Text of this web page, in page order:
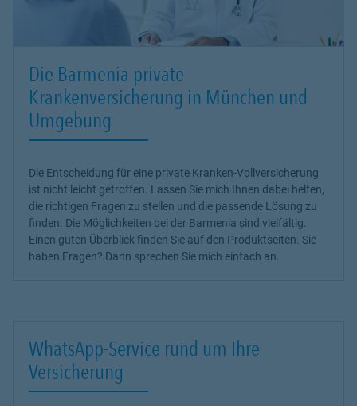
Die Barmenia private
Krankenversicherung in München und
Umgebung
Die Entscheidung für eine private Kranken-Vollversicherung
ist nicht leicht getroffen. Lassen Sie mich Ihnen dabei helfen,
die richtigen Fragen zu stellen und die passende Lösung zu
finden. Die Möglichkeiten bei der Barmenia sind vielfältig.
Einen guten Überblick finden Sie auf den Produktseiten. Sie
haben Fragen? Dann sprechen Sie mich einfach an.
WhatsApp-Service rund um Ihre
Versicherung